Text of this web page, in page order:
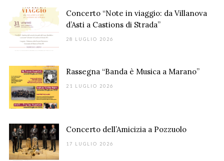
Concerto “Note in viaggio: da Villanova
d’Asti a Castions di Strada”
28 LUGLIO 2026
Rassegna “Banda è Musica a Marano”
21 LUGLIO 2026
Concerto dell’Amicizia a Pozzuolo
17 LUGLIO 2026